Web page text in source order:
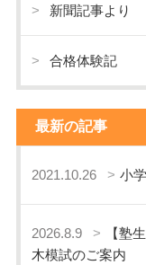
新聞記事より
合格体験記
最新の記事
2021.10.26 小
2026.8.9
【塾
木模試のご案内